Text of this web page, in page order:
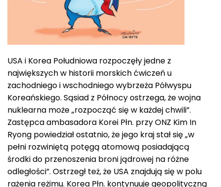
USA i Korea Południowa rozpoczęły jedne z
największych w historii morskich ćwiczeń u
zachodniego i wschodniego wybrzeża Półwyspu
Koreańskiego. Sąsiad z Północy ostrzega, że wojna
nuklearna może „rozpocząć się w każdej chwili”.
Zastępca ambasadora Korei Płn. przy ONZ Kim In
Ryong powiedział ostatnio, że jego kraj stał się „w
pełni rozwiniętą potęgą atomową posiadającą
środki do przenoszenia broni jądrowej na różne
odległości”. Ostrzegł też, że USA znajdują się w polu
rażenia reżimu. Korea Płn. kontynuuje geopolityczną